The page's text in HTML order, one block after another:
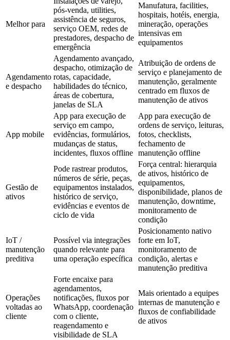
Melhor para
pós-venda, utilities,
assistência de seguros,
serviço OEM, redes de
prestadores, despacho de
emergência
Manufatura, facilities,
hospitais, hotéis, energia,
mineração, operações
intensivas em
equipamentos
Agendamento
e despacho
Agendamento avançado,
despacho, otimização de
rotas, capacidade,
habilidades do técnico,
áreas de cobertura,
janelas de SLA
Atribuição de ordens de
serviço e planejamento de
manutenção, geralmente
centrado em fluxos de
manutenção de ativos
App mobile
App para execução de
serviço em campo,
evidências, formulários,
mudanças de status,
incidentes, fluxos offline
App para execução de
ordens de serviço, leituras,
fotos, checklists,
fechamento de
manutenção offline
Gestão de
ativos
Pode rastrear produtos,
números de série, peças,
equipamentos instalados,
histórico de serviço,
evidências e eventos de
ciclo de vida
Força central: hierarquia
de ativos, histórico de
equipamentos,
disponibilidade, planos de
manutenção, downtime,
monitoramento de
condição
IoT /
manutenção
preditiva
Possível via integrações
quando relevante para
uma operação específica
Posicionamento nativo
forte em IoT,
monitoramento de
condição, alertas e
manutenção preditiva
Operações
voltadas ao
cliente
Forte encaixe para
agendamentos,
notificações, fluxos por
WhatsApp, coordenação
com o cliente,
reagendamento e
visibilidade de SLA
Mais orientado a equipes
internas de manutenção e
fluxos de confiabilidade
de ativos